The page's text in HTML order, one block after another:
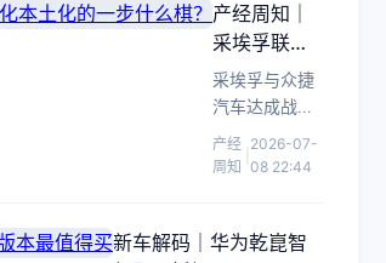
产经周知｜
采埃孚联手
众捷汽车：
商用车电动
化本土化的
一步什么
采埃孚与众捷
汽车达成战略
合作，加速商
用车电动化零
技术路径应对
产经
周知
2026-07-
08 22:44
新车解码｜华为乾崑智